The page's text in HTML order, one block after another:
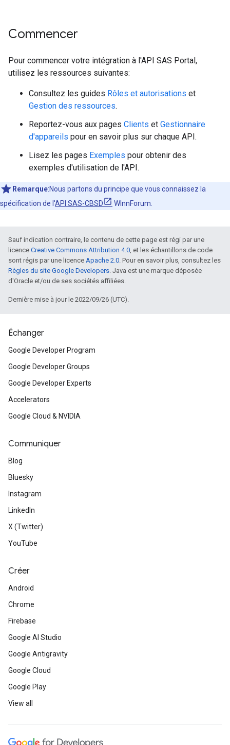
Commencer
Pour commencer votre intégration à l'API SAS Portal,
utilisez les ressources suivantes:
Consultez les guides Rôles et autorisations et
Gestion des ressources.
Reportez-vous aux pages Clients et Gestionnaire
d'appareils pour en savoir plus sur chaque API.
Lisez les pages Exemples pour obtenir des
exemples d'utilisation de l'API.
Remarque:Nous partons du principe que vous connaissez la
spécification de l'API SAS-CBSD WInnForum.
Sauf indication contraire, le contenu de cette page est régi par une
licence Creative Commons Attribution 4.0 , et les échantillons de code
sont régis par une licence Apache 2.0 . Pour en savoir plus, consultez les
Règles du site Google Developers . Java est une marque déposée
d'Oracle et/ou de ses sociétés affiliées.
Dernière mise à jour le 2022/09/26 (UTC).
Échanger
Google Developer Program
Google Developer Groups
Google Developer Experts
Accelerators
Google Cloud & NVIDIA
Communiquer
Blog
Bluesky
Instagram
LinkedIn
X (Twitter)
YouTube
Créer
Android
Chrome
Firebase
Google AI Studio
Google Antigravity
Google Cloud
Google Play
View all